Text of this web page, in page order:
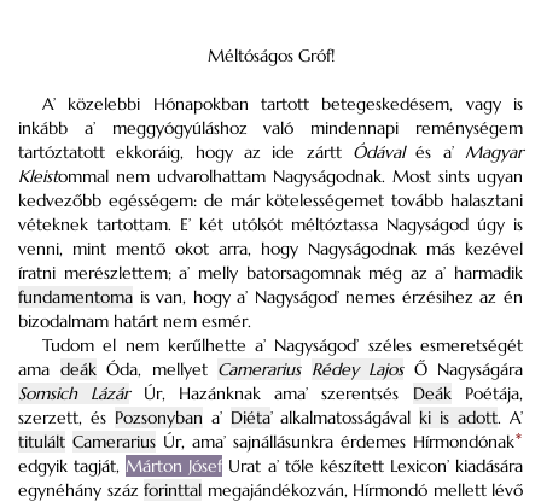
Méltóságos Gróf!
A’ közelebbi Hónapokban tartott betegeskedésem, vagy is
inkább a’ meggyógyúláshoz való mindennapi reménységem
tartóztatott ekkoráig, hogy az ide zártt Ódávalés a’ Magyar
Kleistommal nem udvarolhattam Nagyságodnak. Most sints ugyan
kedvezőbb egésségem: de már kötelességemet tovább halasztani
véteknek tartottam. E’ két utólsót méltóztassa Nagyságod úgy is
venni, mint mentő okot arra, hogy Nagyságodnak más kezével
íratni merészlettem; a’ melly batorsagomnak még az a’ harmadik
fundamentoma is van, hogy a’ Nagyságod’ nemes érzésihez az én
bizodalmam határt nem esmér.
Tudom el nem kerűlhette a’ Nagyságod’ széles esmeretségét
ama deákÓda, mellyet Camerarius Rédey LajosŐ Nagyságára
Somsich LázárÚr, Hazánknak ama’ szerentsés DeákPoétája,
szerzett, és Pozsonyban a’ Diéta’ alkalmatosságával ki is adott. A’
titulált Camerarius Úr, ama’ sajnállásunkra érdemes Hírmondónak*
edgyik tagját,Márton Jósef Urat a’ tőle készített Lexicon’ kiadására
egynéhány száz forinttal megajándékozván, Hírmondó mellett lévő